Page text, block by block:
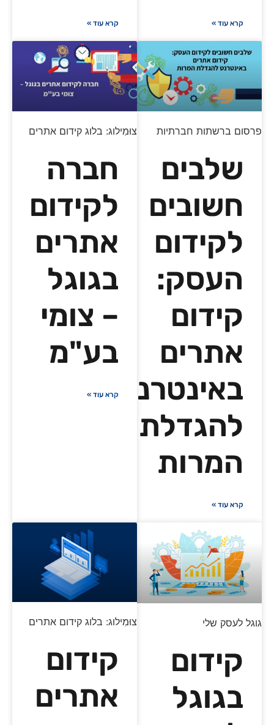
קרא עוד » קרא עוד »
פרסום ברשתות חברתיות
שלבים
חשובים
לקידום
העסק:
קידום
אתרים
באינטרנט
להגדלת
המרות
קרא עוד »
צוּמִילוג: בלוג קידום אתרים
חברה
לקידום
אתרים
בגוגל
– צומי
בע"מ
קרא עוד »
גוגל לעסק שלי
קידום
בגוגל
צוּמִילוג: בלוג קידום אתרים
קידום
אתרים